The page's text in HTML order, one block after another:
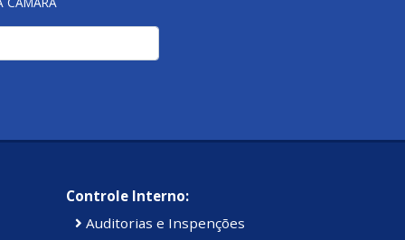
Controle Interno:
Auditorias e Inspenções